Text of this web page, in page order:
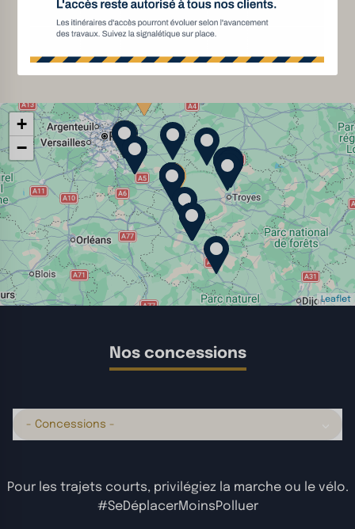
Satisfait ou remboursé
+
−
Leaflet
Nos concessions
- Concessions -
Pour les trajets courts, privilégiez la marche ou le vélo.
#SeDéplacerMoinsPolluer